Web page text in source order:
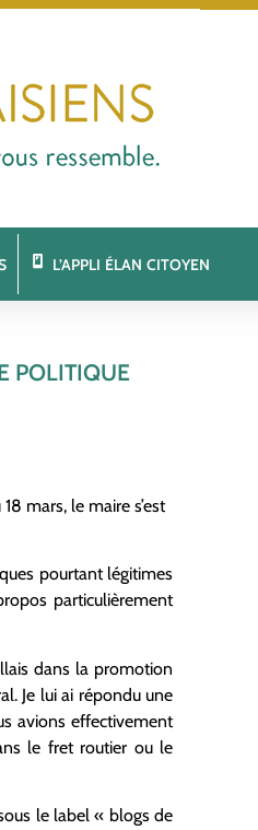
L’APPLI ÉLAN CITOYEN
POLITIQUE
mars, le maire s’est
pourtant légitimes
particulièrement
dans la promotion
Je lui ai répondu une
avions effectivement
le fret routier ou le
le label « blogs de